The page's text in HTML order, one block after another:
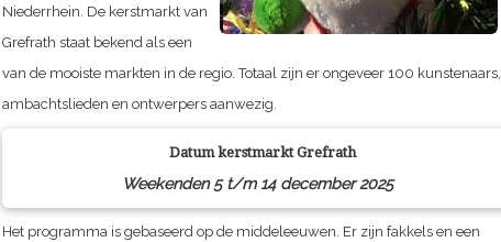
Niederrhein. De kerstmarkt van
Grefrath staat bekend als een
van de mooiste markten in de regio. Totaal zijn er ongeveer 100 kunstenaars,
ambachtslieden en ontwerpers aanwezig.
Datum kerstmarktGrefrath
Weekenden 5 t/m 14 december 2025
Het programma is gebaseerd op de middeleeuwen. Er zijn fakkels en een